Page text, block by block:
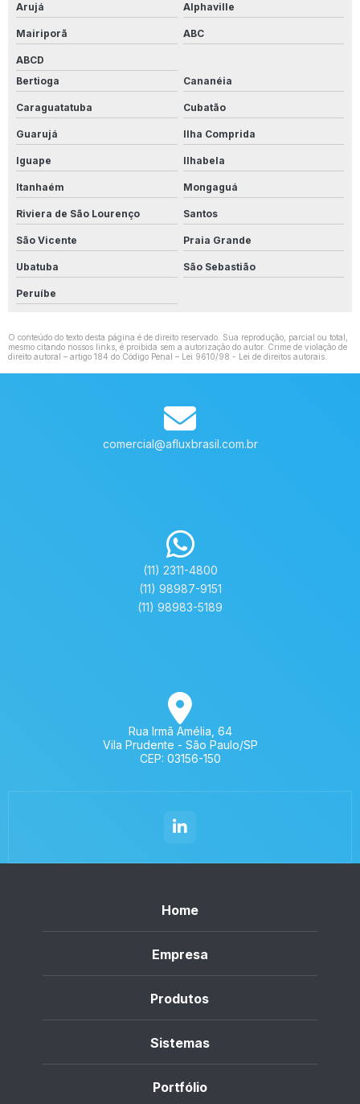
Arujá Alphaville
Mairiporã ABC
ABCD
Bertioga
Cananéia
Caraguatatuba Cubatão
Guarujá Ilha Comprida
Iguape Ilhabela
Itanhaém Mongaguá
Riviera de São Lourenço Santos
São Vicente Praia Grande
Ubatuba São Sebastião
Peruíbe
O conteúdo do texto desta página é de direito reservado. Sua reprodução, parcial ou total,
mesmo citando nossos links, é proibida sem a autorização do autor. Crime de violação de
direito autoral – artigo 184 do Código Penal – Lei 9610/98 - Lei de direitos autorais
comercial@afluxbrasil.com.br
(11) 2311-4800
(11) 98987-9151
(11) 98983-5189
Rua Irmã Amélia, 64
Vila Prudente - São Paulo/SP
CEP: 03156-150
Home
Empresa
Produtos
Sistemas
Portfólio